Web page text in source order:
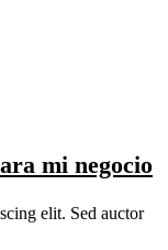
mi negocio
elit. Sed auctor